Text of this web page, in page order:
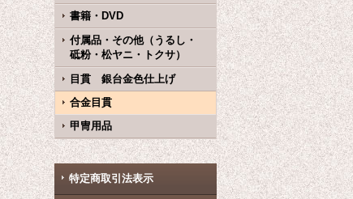
書籍・DVD
付属品・その他（うるし・
砥粉・松ヤニ・トクサ）
目貫 銀台金色仕上げ
合金目貫
甲冑用品
特定商取引法表示